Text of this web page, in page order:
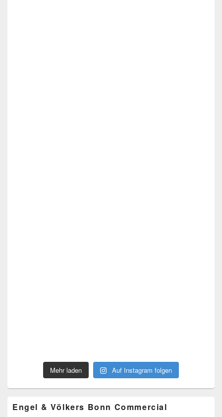
Mehr laden Auf Instagram folgen
Engel & Völkers Bonn Commercial